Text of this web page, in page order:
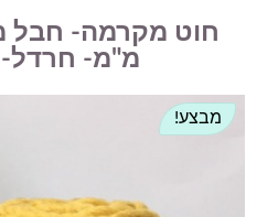
מ"מ- חרדל- 45-03
מבצע!